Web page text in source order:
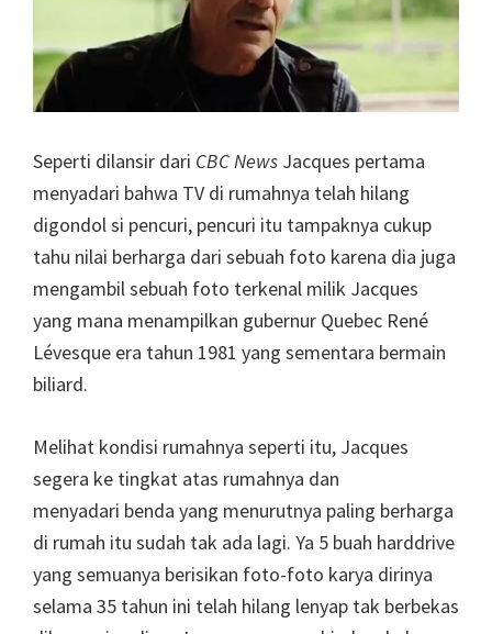
Seperti dilansir dari CBC News Jacques pertama
menyadari bahwa TV di rumahnya telah hilang
digondol si pencuri, pencuri itu tampaknya cukup
tahu nilai berharga dari sebuah foto karena dia juga
mengambil sebuah foto terkenal milik Jacques
yang mana menampilkan gubernur Quebec René
Lévesque era tahun 1981 yang sementara bermain
biliard.
Melihat kondisi rumahnya seperti itu, Jacques
segera ke tingkat atas rumahnya dan
menyadari benda yang menurutnya paling berharga
di rumah itu sudah tak ada lagi. Ya 5 buah harddrive
yang semuanya berisikan foto-foto karya dirinya
selama 35 tahun ini telah hilang lenyap tak berbekas